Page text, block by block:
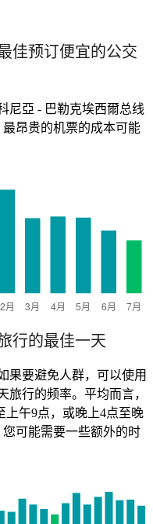
佳预订便宜的公交
尼亞 - 巴勒克埃西爾总线
最昂贵的机票的成本可能
行的最佳一天
果要避免人群，可以使用
旅行的频率。平均而言，
上午9点，或晚上4点至晚
您可能需要一些额外的时